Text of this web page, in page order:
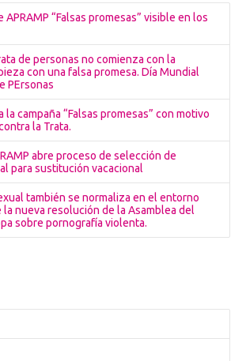
APRAMP “Falsas promesas” visible en los
de personas no comienza con la
con una falsa promesa. Día Mundial
PErsonas
la campaña “Falsas promesas” con motivo
la Trata.
abre proceso de selección de
para sustitución vacacional
también se normaliza en el entorno
la nueva resolución de la Asamblea del
sobre pornografía violenta.